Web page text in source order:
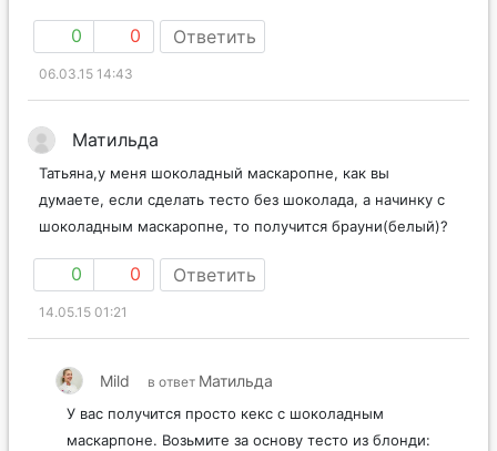
0 0 Ответить
06.03.15 14:43
Матильда
Татьяна,у меня шоколадный маскаропне, как вы
думаете, если сделать тесто без шоколада, а начинку с
шоколадным маскаропне, то получится брауни(белый)?
0 0 Ответить
14.05.15 01:21
Mild в ответ Матильда
У вас получится просто кекс с шоколадным
маскарпоне. Возьмите за основу тесто из блонди: